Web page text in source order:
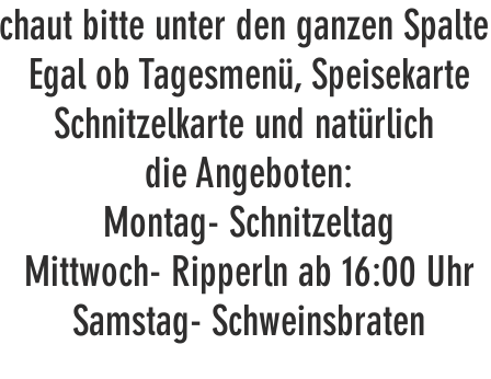
bitte unter den ganzen
Egal ob Tagesmenü, Speisekarte
Schnitzelkarte und natürlich
die Angeboten:
Montag- Schnitzeltag
Mittwoch- Ripperln ab 16:00 Uhr
Samstag- Schweinsbraten